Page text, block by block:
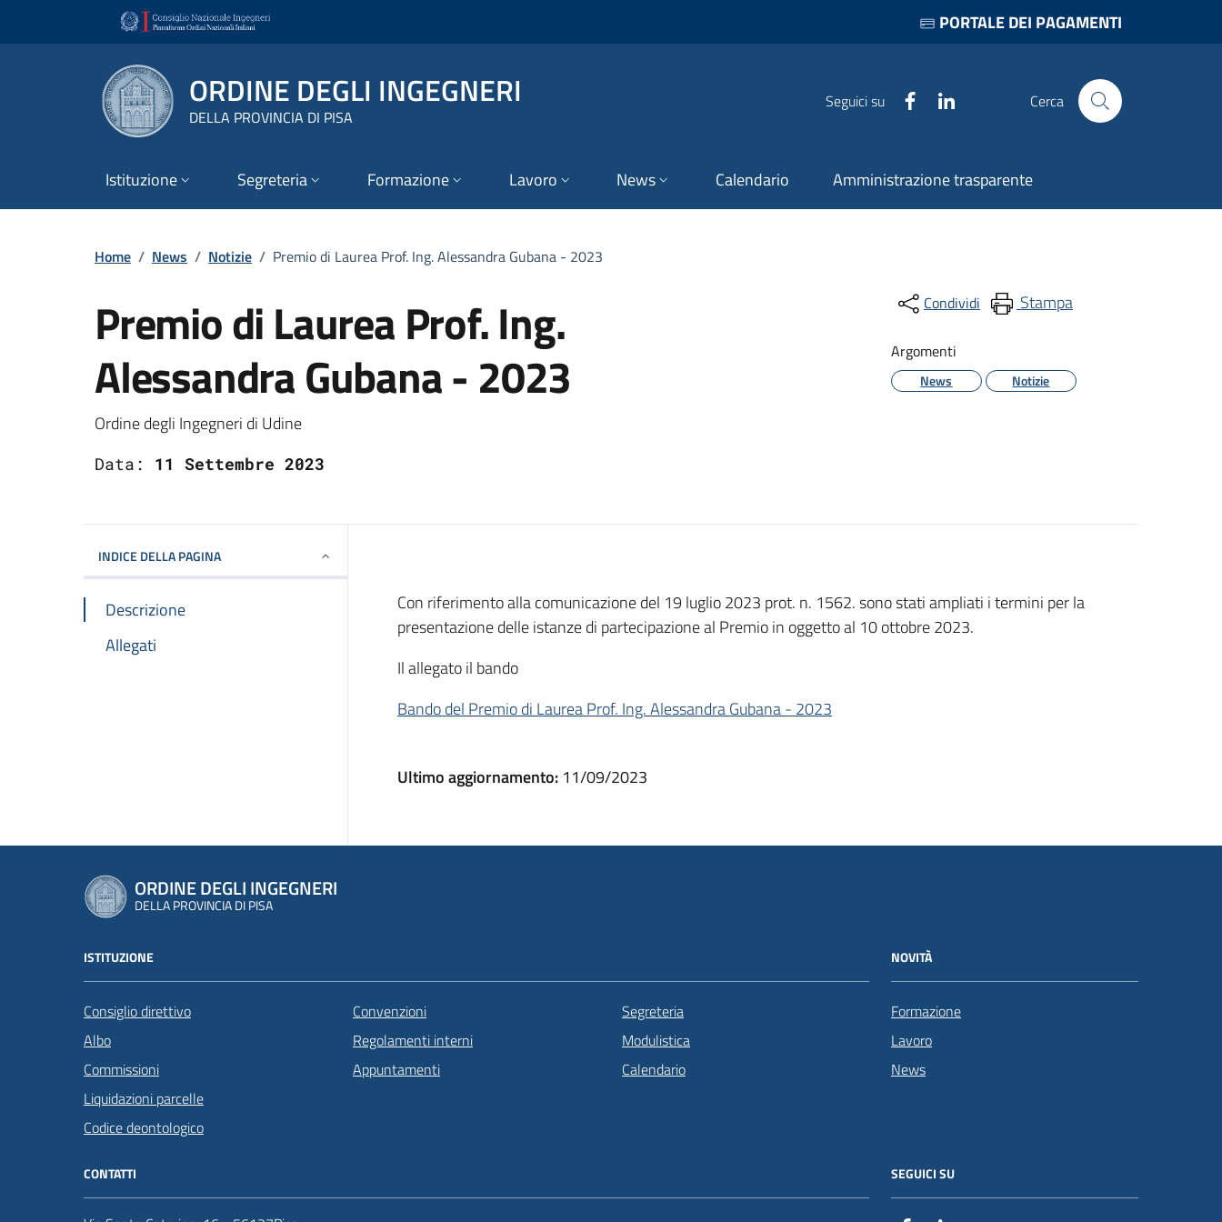
PORTALE DEI PAGAMENTI
ORDINE DEGLI INGEGNERI
DELLA PROVINCIA DI PISA
Seguici su Facebook Cerca
Istituzione Segreteria Formazione Lavoro News Calendario Amministrazione trasparente
Home / News / Notizie / Premio di Laurea Prof. Ing. Alessandra Gubana - 2023
Premio di Laurea Prof. Ing.
Alessandra Gubana - 2023
Dettagli
Ordine degli Ingegneri di Udine
Data: 11 Settembre 2023
Condividi Stampa
Argomenti
News Notizie
INDICE DELLA PAGINA
Descrizione
Allegati
Con riferimento alla comunicazione del 19 luglio 2023 prot. n. 1562. sono stati ampliati i termini per la
presentazione delle istanze di partecipazione al Premio in oggetto al 10 ottobre 2023.
Il allegato il bando
Bando del Premio di Laurea Prof. Ing. Alessandra Gubana - 2023
Ultimo aggiornamento: 11/09/2023
ORDINE DEGLI INGEGNERI
DELLA PROVINCIA DI PISA
ISTITUZIONE
Consiglio direttivo
Albo
Commissioni
Liquidazioni parcelle
Codice deontologico
Convenzioni
Regolamenti interni
Appuntamenti
Segreteria
Modulistica
Calendario
NOVITÀ
Formazione
Lavoro
News
CONTATTI SEGUICI SU